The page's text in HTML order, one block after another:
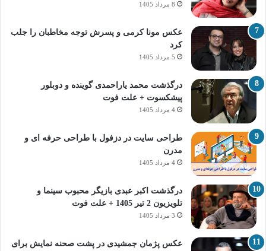
8 مرداد 1405
عکس مونا کرمی و پسرش توجه مخاطبان را جلب
کرد
5 مرداد 1405
درگذشت محمد یاراحمدی گوینده و دوبلور
پیشکسوت + علت فوت
4 مرداد 1405
طراحی سایت در دزفول با طراحی حرفه‌ ای و
مدرن
4 مرداد 1405
درگذشت اکبر عبدی بازیگر محبوب سینما و
تلویزیون 2 تیر 1405 + علت فوت
3 مرداد 1405
عکس پژمان جمشیدی در پشت صحنه نمایش برای